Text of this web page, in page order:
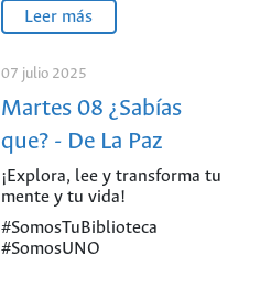
Leer más
07 julio 2025
Martes 08 ¿Sabías
que? - De La Paz
¡Explora, lee y transforma tu
mente y tu vida!
#SomosTuBiblioteca
#SomosUNO